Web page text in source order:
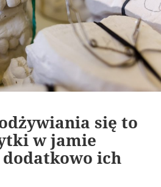
się to
w jamie
ich